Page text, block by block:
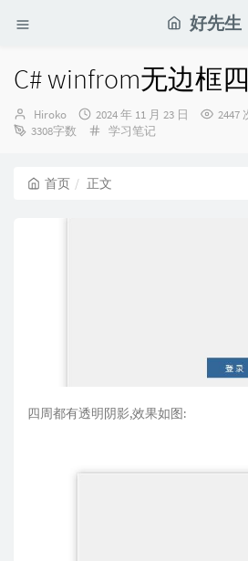
好先生
C# winfrom无边框
博
主：
Hiroko
发
布
2024 年 11 月 23 日 2447
3308字数
分
学习笔记
首页 正文
四周都有透明阴影,效果如图: